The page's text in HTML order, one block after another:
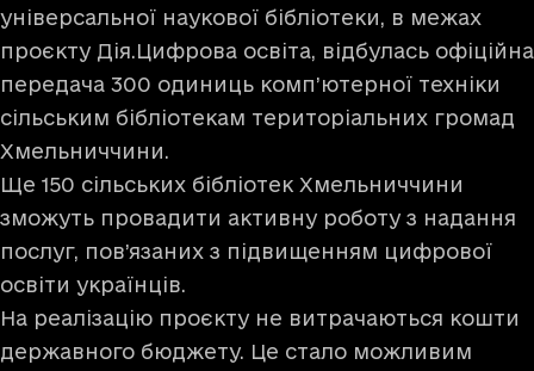
універсальної наукової бібліотеки, в межах
проєкту Дія.Цифрова освіта, відбулась офіційна
передача 300 одиниць комп’ютерної техніки
сільським бібліотекам територіальних громад
Хмельниччини.
Ще 150 сільських бібліотек Хмельниччини
зможуть провадити активну роботу з надання
послуг, пов’язаних з підвищенням цифрової
освіти українців.
На реалізацію проєкту не витрачаються кошти
державного бюджету. Це стало можливим